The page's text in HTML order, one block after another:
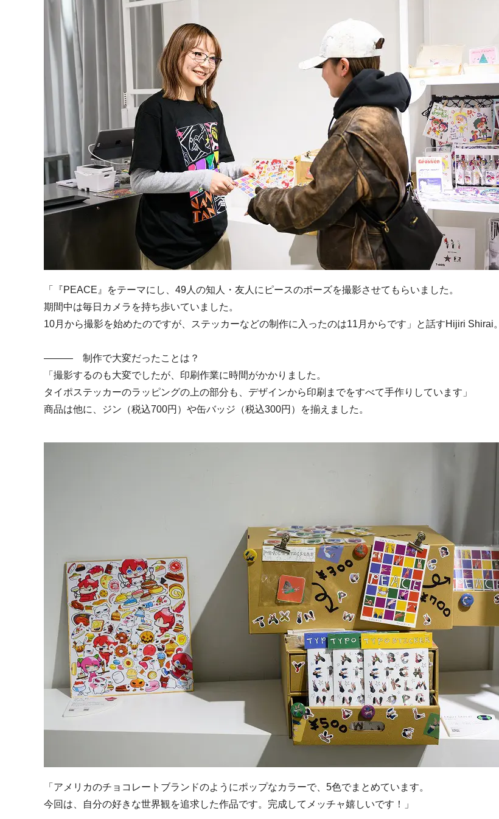
「『PEACE』をテーマにし、49人の知人・友人にピースのポーズを撮影させてもらいました。
期間中は毎日カメラを持ち歩いていました。
10月から撮影を始めたのですが、ステッカーなどの制作に入ったのは11月からです」と話すHijiri Shirai。
――― 制作で大変だったことは？
「撮影するのも大変でしたが、印刷作業に時間がかかりました。
タイポステッカーのラッピングの上の部分も、デザインから印刷までをすべて手作りしています」
商品は他に、ジン（税込700円）や缶バッジ（税込300円）を揃えました。
「アメリカのチョコレートブランドのようにポップなカラーで、5色でまとめています。
今回は、自分の好きな世界観を追求した作品です。完成してメッチャ嬉しいです！」